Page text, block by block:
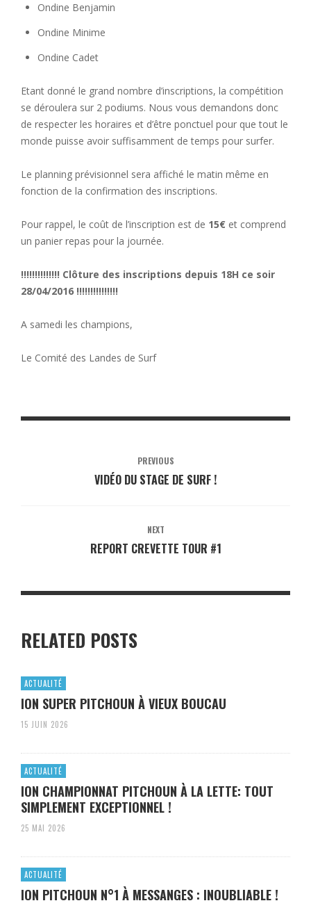
Ondine Benjamin
Ondine Minime
Ondine Cadet
Etant donné le grand nombre d’inscriptions, la compétition
se déroulera sur 2 podiums. Nous vous demandons donc
de respecter les horaires et d’être ponctuel pour que tout le
monde puisse avoir suffisamment de temps pour surfer.
Le planning prévisionnel sera affiché le matin même en
fonction de la confirmation des inscriptions.
Pour rappel, le coût de l’inscription est de 15€ et comprend
un panier repas pour la journée.
!!!!!!!!!!!!!! Clôture des inscriptions depuis 18H ce soir
28/04/2016 !!!!!!!!!!!!!!!
A samedi les champions,
Le Comité des Landes de Surf
PREVIOUS
VIDÉO DU STAGE DE SURF !
NEXT
REPORT CREVETTE TOUR #1
RELATED POSTS
ACTUALITÉ
ION SUPER PITCHOUN À VIEUX BOUCAU
15 JUIN 2026
ACTUALITÉ
ION CHAMPIONNAT PITCHOUN À LA LETTE: TOUT
SIMPLEMENT EXCEPTIONNEL !
25 MAI 2026
ACTUALITÉ
ION PITCHOUN N°1 À MESSANGES : INOUBLIABLE !